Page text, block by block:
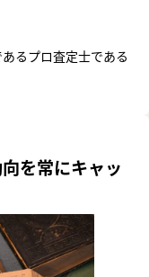
るプロ査定士である
を常にキャッ